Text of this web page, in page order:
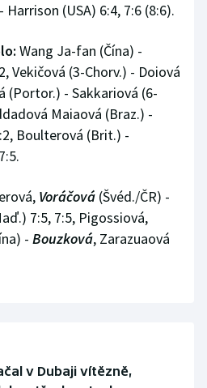
Harrison (USA) 6:4, 7:6 (8:6).
Wang Ja-fan (Čína) -
Vekičová (3-Chorv.) - Doiová
(Portor.) - Sakkariová (6-
Maiaová (Braz.) -
Boulterová (Brit.) -
Voráčová (Švéd./ČR) -
7:5, 7:5, Pigossiová,
- Bouzková, Zarazuaová
v Dubaji vítězně,